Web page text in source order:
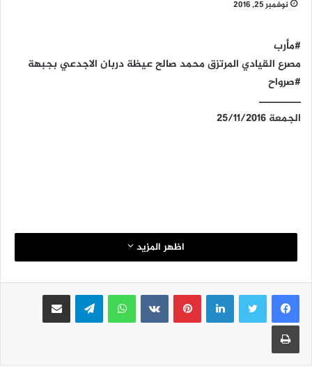
نوفمبر 25, 2016
#مأرب
مصرع القيادي المرتزق محمد صالح عيظة دربان الاجدعي بجبهة
#صرواح
ــــــــــــ
الجمعة 25/11/2016
اظهر المزيد
لينكدإنبينتيريست واتساب تيلقرام مشاركة عبر البريد
طباعة